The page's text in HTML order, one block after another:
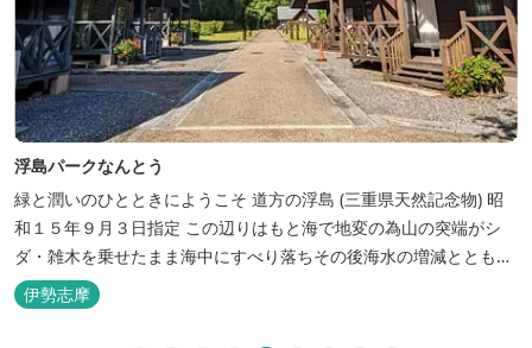
浮島パークなんとう
緑と潤いのひとときにようこそ ​道方の浮島 (三重県天然記念物) 昭
和１５年９月３日指定 この辺りはもと海で地変の為山の突端がシ
ダ・雑木を乗せたまま海中にすべり落ちその後海水の増減とともに
浮き沈みするようになったと伝えられています。 周辺は浮島を廻る
散策路が設けられ、また海岸線が一望できる展望塔へと続く遊歩道
伊勢志摩